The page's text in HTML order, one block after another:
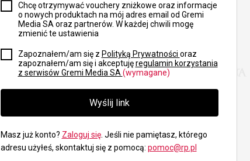
Chcę otrzymywać vouchery zniżkowe oraz informacje
o nowych produktach na mój adres email od Gremi
Media SA oraz partnerów. W każdej chwili mogę
zmienić te ustawienia
Zapoznałem/am się z Polityką Prywatności oraz
zapoznałem/am się i akceptujęregulamin korzystania
z serwisów Gremi Media SA (wymagane)
Masz już konto? Zaloguj się. Jeśli nie pamiętasz, którego
adresu użyłeś, skontaktuj się z pomocą: pomoc@rp.pl